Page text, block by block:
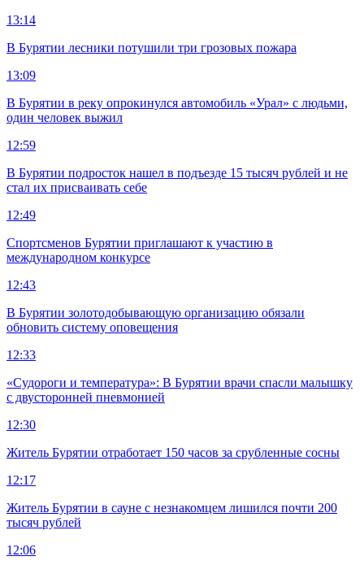
13:14
В Бурятии лесники потушили три грозовых пожара
13:09
В Бурятии в реку опрокинулся автомобиль «Урал» с людьми,
один человек выжил
12:59
В Бурятии подросток нашел в подъезде 15 тысяч рублей и не
стал их присваивать себе
12:49
Спортсменов Бурятии приглашают к участию в
международном конкурсе
12:43
В Бурятии золотодобывающую организацию обязали
обновить систему оповещения
12:33
«Судороги и температура»: В Бурятии врачи спасли малышку
с двусторонней пневмонией
12:30
Житель Бурятии отработает 150 часов за срубленные сосны
12:17
Житель Бурятии в сауне с незнакомцем лишился почти 200
тысяч рублей
12:06